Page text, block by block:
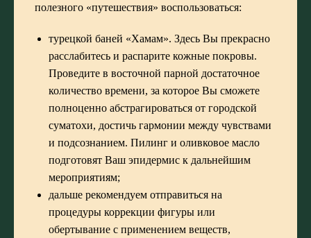
полезного «путешествия» воспользоваться:
турецкой баней «Хамам». Здесь Вы прекрасно
расслабитесь и распарите кожные покровы.
Проведите в восточной парной достаточное
количество времени, за которое Вы сможете
полноценно абстрагироваться от городской
суматохи, достичь гармонии между чувствами
и подсознанием. Пилинг и оливковое масло
подготовят Ваш эпидермис к дальнейшим
мероприятиям;
дальше рекомендуем отправиться на
процедуры коррекции фигуры или
обертывание с применением веществ,